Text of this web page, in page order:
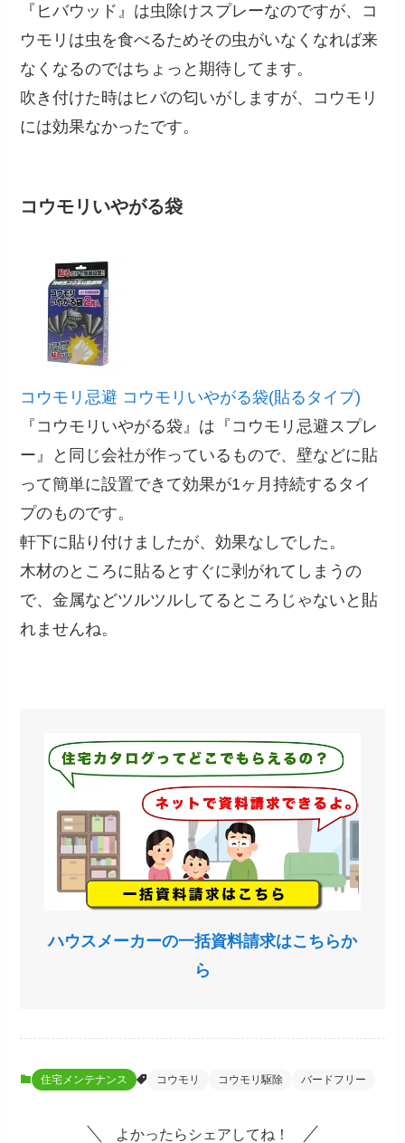
『ヒバウッド』は虫除けスプレーなのですが、コ
ウモリは虫を食べるためその虫がいなくなれば来
なくなるのではちょっと期待してます。
吹き付けた時はヒバの匂いがしますが、コウモリ
には効果なかったです。
コウモリいやがる袋
コウモリ忌避 コウモリいやがる袋(貼るタイプ)
『コウモリいやがる袋』は『コウモリ忌避スプレ
ー』と同じ会社が作っているもので、壁などに貼
って簡単に設置できて効果が1ヶ月持続するタイ
プのものです。
軒下に貼り付けましたが、効果なしでした。
木材のところに貼るとすぐに剥がれてしまうの
で、金属などツルツルしてるところじゃないと貼
れませんね。
ハウスメーカーの一括資料請求はこちらか
ら
住宅メンテナンス コウモリ コウモリ駆除 バードフリー
よかったらシェアしてね！